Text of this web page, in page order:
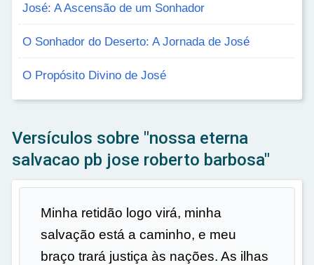
José: A Ascensão de um Sonhador
O Sonhador do Deserto: A Jornada de José
O Propósito Divino de José
Versículos sobre "nossa eterna
salvacao pb jose roberto barbosa"
Minha retidão logo virá, minha
salvação está a caminho, e meu
braço trará justiça às nações. As ilhas